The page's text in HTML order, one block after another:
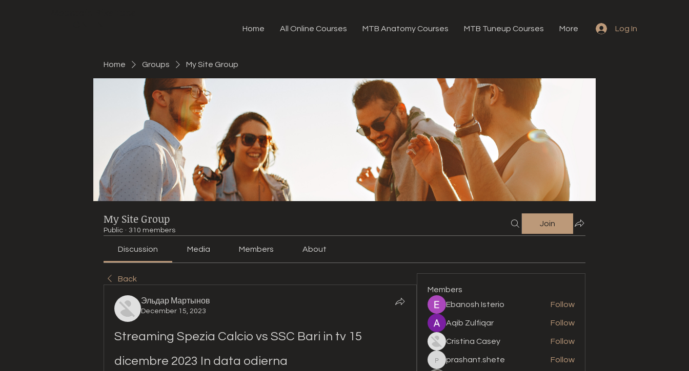
Home All Online Courses MTB Anatomy Courses MTB Tuneup Courses More Log In
Home Groups My Site Group
My Site Group
Public · 310 members
Join
Discussion Media Members About
Back
Эльдар Мартынов
December 15, 2023
Streaming Spezia Calcio vs SSC Bari in tv 15
dicembre 2023 In data odierna
Members
Ebanosh Isterio
Follow
Aqib Zulfiqar Follow
Cristina Casey Follow
prashant.shete
prashant.shete Follow